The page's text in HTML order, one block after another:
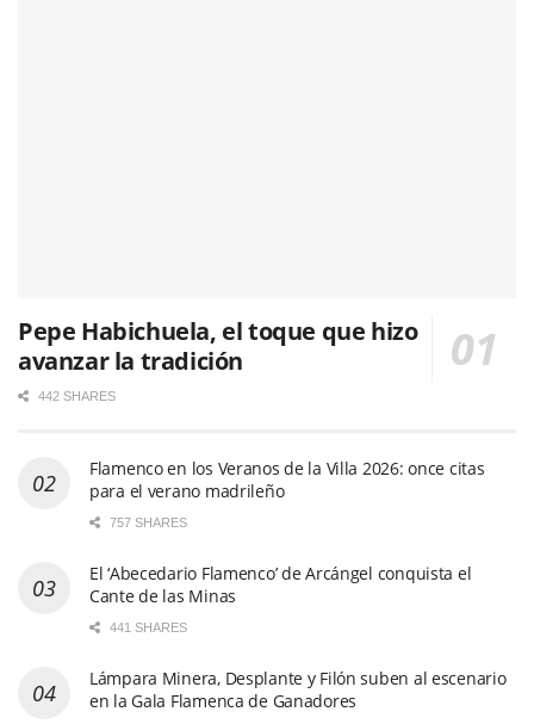
Pepe Habichuela, el toque que hizo
avanzar la tradición
442 SHARES
Flamenco en los Veranos de la Villa 2026: once citas
para el verano madrileño
757 SHARES
El ‘Abecedario Flamenco’ de Arcángel conquista el
Cante de las Minas
441 SHARES
Lámpara Minera, Desplante y Filón suben al escenario
en la Gala Flamenca de Ganadores